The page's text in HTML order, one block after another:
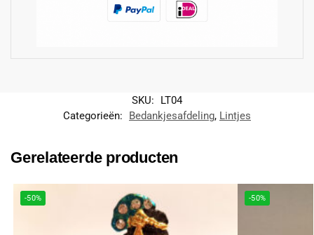
SKU:
LT04
Categorieën:
Bedankjesafdeling, Lintjes
Gerelateerde producten
-50% -50%